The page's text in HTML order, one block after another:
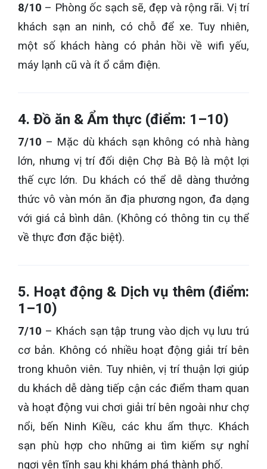
8/10 – Phòng ốc sạch sẽ, đẹp và rộng rãi. Vị trí
khách sạn an ninh, có chỗ để xe. Tuy nhiên,
một số khách hàng có phản hồi về wifi yếu,
máy lạnh cũ và ít ổ cắm điện.
4. Đồ ăn & Ẩm thực (điểm: 1–10)
7/10 – Mặc dù khách sạn không có nhà hàng
lớn, nhưng vị trí đối diện Chợ Bà Bộ là một lợi
thế cực lớn. Du khách có thể dễ dàng thưởng
thức vô vàn món ăn địa phương ngon, đa dạng
với giá cả bình dân. (Không có thông tin cụ thể
về thực đơn đặc biệt).
5. Hoạt động & Dịch vụ thêm (điểm:
1–10)
7/10 – Khách sạn tập trung vào dịch vụ lưu trú
cơ bản. Không có nhiều hoạt động giải trí bên
trong khuôn viên. Tuy nhiên, vị trí thuận lợi giúp
du khách dễ dàng tiếp cận các điểm tham quan
và hoạt động vui chơi giải trí bên ngoài như chợ
nổi, bến Ninh Kiều, các khu ẩm thực. Khách
sạn phù hợp cho những ai tìm kiếm sự nghỉ
ngơi yên tĩnh sau khi khám phá thành phố.